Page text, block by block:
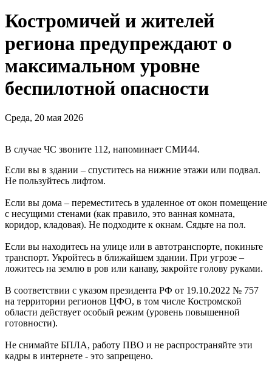
Костромичей и жителей
региона предупреждают о
максимальном уровне
беспилотной опасности
Среда, 20 мая 2026
В случае ЧС звоните 112, напоминает СМИ44.
Если вы в здании – спуститесь на нижние этажи или подвал.
Не пользуйтесь лифтом.
Если вы дома – переместитесь в удаленное от окон помещение
с несущими стенами (как правило, это ванная комната,
коридор, кладовая). Не подходите к окнам. Сядьте на пол.
Если вы находитесь на улице или в автотранспорте, покиньте
транспорт. Укройтесь в ближайшем здании. При угрозе –
ложитесь на землю в ров или канаву, закройте голову руками.
В соответствии с указом президента РФ от 19.10.2022 № 757
на территории регионов ЦФО, в том числе Костромской
области действует особый режим (уровень повышенной
готовности).
Не снимайте БПЛА, работу ПВО и не распространяйте эти
кадры в интернете - это запрещено.